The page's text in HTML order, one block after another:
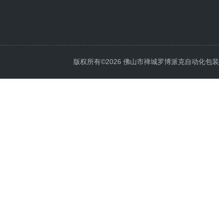
版权所有©2026 佛山市禅城罗博派克自动化